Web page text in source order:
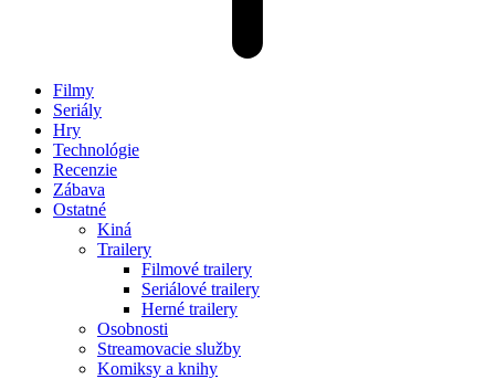
Filmy
Seriály
Hry
Technológie
Recenzie
Zábava
Ostatné
Kiná
Trailery
Filmové trailery
Seriálové trailery
Herné trailery
Osobnosti
Streamovacie služby
Komiksy a knihy